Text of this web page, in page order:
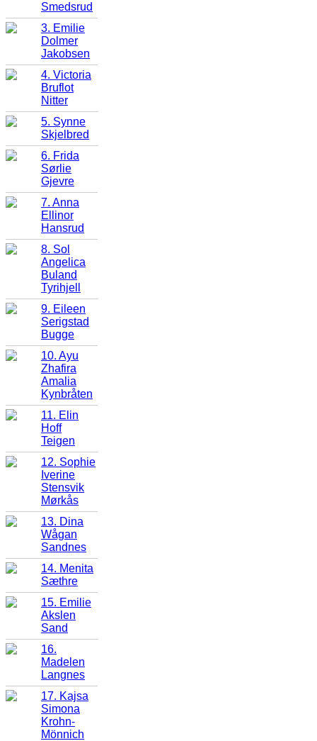
Smedsrud
3. Emilie
Dolmer
Jakobsen
4. Victoria
Bruflot
Nitter
5. Synne
Skjelbred
6. Frida
Sørlie
Gjevre
7. Anna
Ellinor
Hansrud
8. Sol
Angelica
Buland
Tyrihjell
9. Eileen
Serigstad
Bugge
10. Ayu
Zhafira
Amalia
Kynbråten
11. Elin
Hoff
Teigen
12. Sophie
Iverine
Stensvik
Mørkås
13. Dina
Wågan
Sandnes
14. Menita
Sæthre
15. Emilie
Akslen
Sand
16.
Madelen
Langnes
17. Kajsa
Simona
Krohn-
Mönnich